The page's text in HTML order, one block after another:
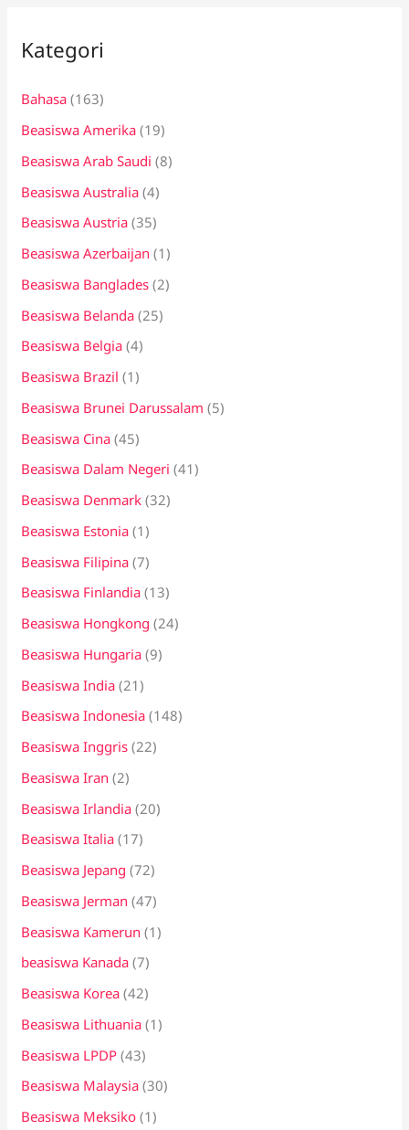
u
t
u
k
:
Kategori
Bahasa (163)
Beasiswa Amerika (19)
Beasiswa Arab Saudi (8)
Beasiswa Australia (4)
Beasiswa Austria (35)
Beasiswa Azerbaijan (1)
Beasiswa Banglades (2)
Beasiswa Belanda (25)
Beasiswa Belgia (4)
Beasiswa Brazil (1)
Beasiswa Brunei Darussalam (5)
Beasiswa Cina (45)
Beasiswa Dalam Negeri (41)
Beasiswa Denmark (32)
Beasiswa Estonia (1)
Beasiswa Filipina (7)
Beasiswa Finlandia (13)
Beasiswa Hongkong (24)
Beasiswa Hungaria (9)
Beasiswa India (21)
Beasiswa Indonesia (148)
Beasiswa Inggris (22)
Beasiswa Iran (2)
Beasiswa Irlandia (20)
Beasiswa Italia (17)
Beasiswa Jepang (72)
Beasiswa Jerman (47)
Beasiswa Kamerun (1)
beasiswa Kanada (7)
Beasiswa Korea (42)
Beasiswa Lithuania (1)
Beasiswa LPDP (43)
Beasiswa Malaysia (30)
Beasiswa Meksiko (1)